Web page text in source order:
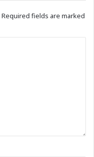
Required fields are marked